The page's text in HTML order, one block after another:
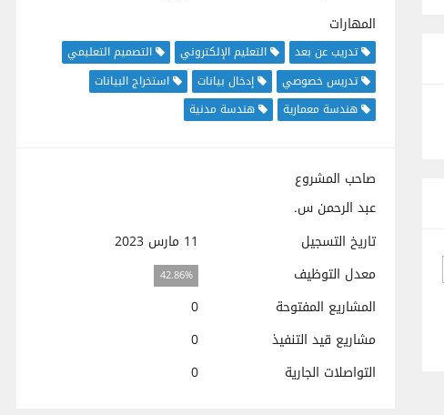
المهارات
تدريب عن بعد التعليم الإلكتروني
التصميم التعليمي
تدريس خصوصي
إدخال بيانات
استخراج البيانات
هندسة معمارية
هندسة مدنية
صاحب المشروع
عبد الرحمن س.
تاريخ التسجيل
11 مارس 2023
معدل التوظيف
42.86%
المشاريع المفتوحة
0
مشاريع قيد التنفيذ
0
التواصلات الجارية
0